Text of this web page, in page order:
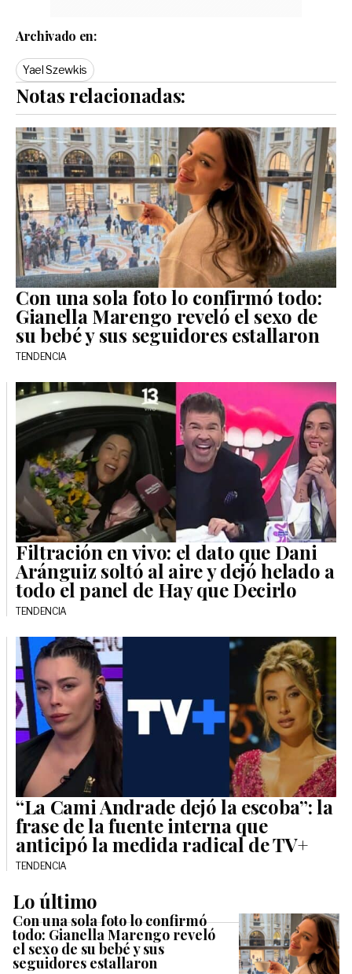
Archivado en:
Yael Szewkis
Notas relacionadas:
Con una sola foto lo confirmó todo:
Gianella Marengo reveló el sexo de
su bebé y sus seguidores estallaron
TENDENCIA
Filtración en vivo: el dato que Dani
Aránguiz soltó al aire y dejó helado a
todo el panel de Hay que Decirlo
TENDENCIA
“La Cami Andrade dejó la escoba”: la
frase de la fuente interna que
anticipó la medida radical de TV+
TENDENCIA
Lo último
Con una sola foto lo confirmó
todo: Gianella Marengo reveló
el sexo de su bebé y sus
seguidores estallaron